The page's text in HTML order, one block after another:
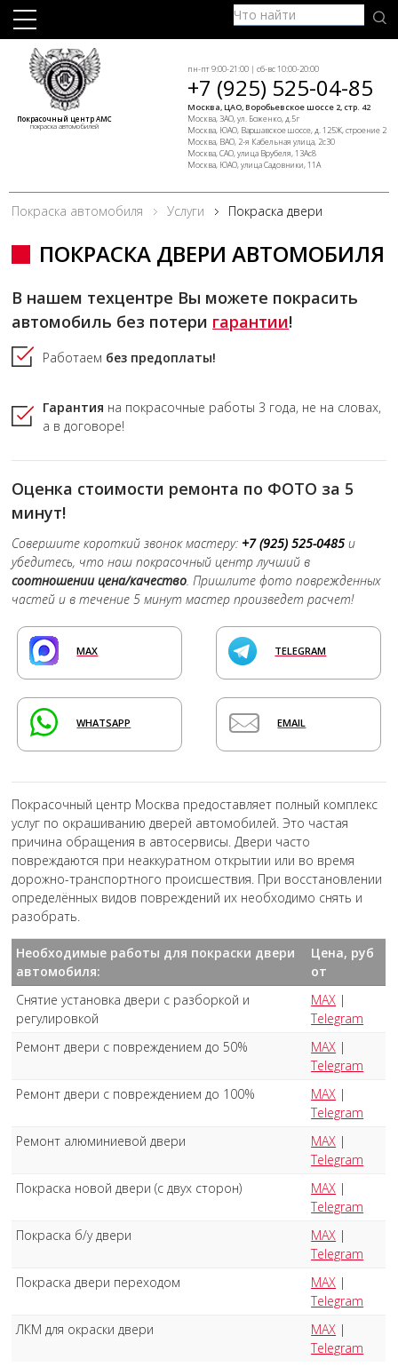
Покрасочный центр АМС
покраска автомобилей
пн-пт 9:00-21:00 | сб-вс 10:00-20:00
+7 (925) 525-04-85
Москва, ЦАО, Воробьевское шоссе 2, стр. 42
Москва, ЗАО, ул. Боженко, д.5г
Москва, ЮАО, Варшавское шоссе, д. 125Ж, строение 2
Москва, ВАО, 2-я Кабельная улица, 2с30
Москва, САО, улица Врубеля, 13Ас8
Москва, ЮАО, улица Садовники, 11А
Покраска автомобиля Услуги Покраска двери
ПОКРАСКА ДВЕРИ АВТОМОБИЛЯ
В нашем техцентре Вы можете покрасить
автомобиль без потери гарантии!
Работаем без предоплаты!
Гарантия на покрасочные работы 3 года, не на словах,
а в договоре!
Оценка стоимости ремонта по ФОТО за 5
минут!
Совершите короткий звонок мастеру: +7 (925) 525-0485 и
убедитесь, что наш покрасочный центр лучший в
соотношении цена/качество. Пришлите фото поврежденных
частей и в течение 5 минут мастер произведет расчет!
MAX TELEGRAM
WHATSAPP EMAIL
Покрасочный центр Москва предоставляет полный комплекс
услуг по окрашиванию дверей автомобилей. Это частая
причина обращения в автосервисы. Двери часто
повреждаются при неаккуратном открытии или во время
дорожно-транспортного происшествия. При восстановлении
определённых видов повреждений их необходимо снять и
разобрать.
Необходимые работы для покраски двери
автомобиля:
Цена, руб
от
Снятие установка двери с разборкой и
регулировкой
MAX |
Telegram
Ремонт двери с повреждением до 50%
MAX |
Telegram
Ремонт двери с повреждением до 100%
MAX |
Telegram
Ремонт алюминиевой двери
MAX |
Telegram
Покраска новой двери (с двух сторон)
MAX |
Telegram
Покраска б/у двери
MAX |
Telegram
Покраска двери переходом
MAX |
Telegram
ЛКМ для окраски двери
MAX |
Telegram